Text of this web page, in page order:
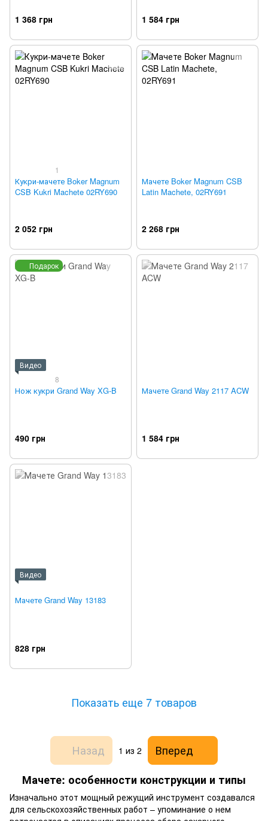
1 368 грн 1 584 грн
1
Кукри-мачете Boker Magnum
CSB Kukri Machete 02RY690
2 052 грн
Мачете Boker Magnum CSB
Latin Machete, 02RY691
2 268 грн
Подарок
Видео
8
Нож кукри Grand Way XG-B
490 грн
Мачете Grand Way 2117 ACW
1 584 грн
Видео
Мачете Grand Way 13183
828 грн
Показать еще 7 товаров
Назад 1 из 2
Вперед
Мачете: особенности конструкции и типы
Изначально этот мощный режущий инструмент создавался
для сельскохозяйственных работ – упоминание о нем